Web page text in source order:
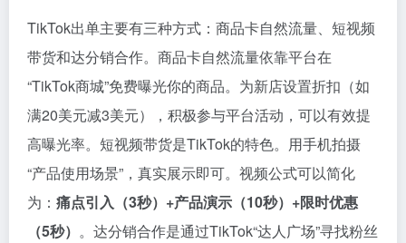
TikTok出单主要有三种方式：商品卡自然流量、短视频
带货和达分销合作。商品卡自然流量依靠平台在
“TikTok商城”免费曝光你的商品。为新店设置折扣（如
满20美元减3美元），积极参与平台活动，可以有效提
高曝光率。短视频带货是TikTok的特色。用手机拍摄
“产品使用场景”，真实展示即可。视频公式可以简化
为： 痛点引入（3秒）+产品演示（10秒）+限时优惠
（5秒） 。达分销合作是通过TikTok“达人广场”寻找粉丝